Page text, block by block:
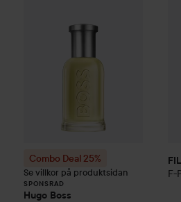
Combo Deal 25%
Se villkor på produktsidan
SPONSRAD
Hugo Boss
F-